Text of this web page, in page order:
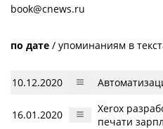
book@cnews.ru
по дате / упоминаниям в
10.12.2020
16.01.2020
Xerox
печати